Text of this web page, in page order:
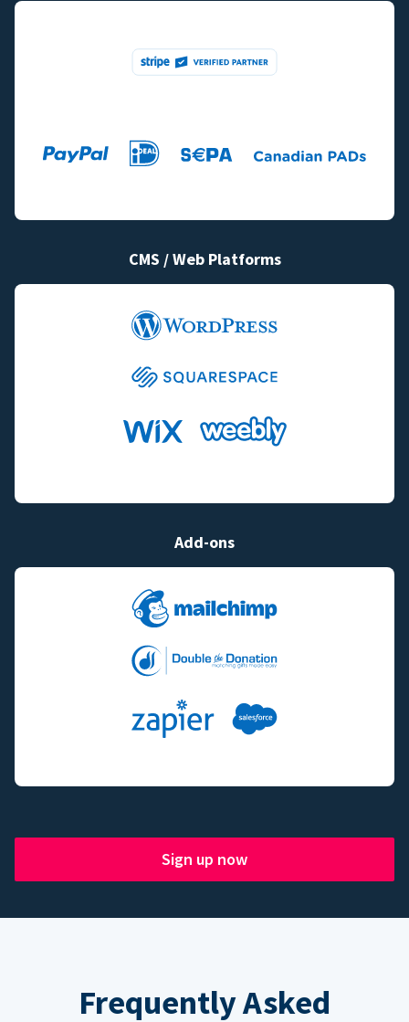
CMS / Web Platforms
Add-ons
Sign up now
Frequently Asked